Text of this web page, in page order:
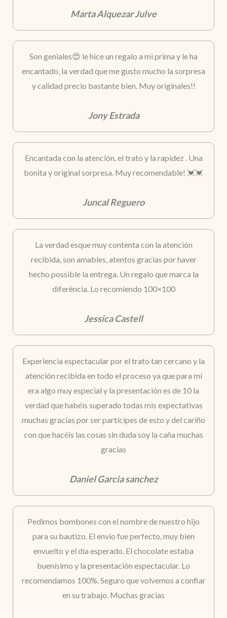
Marta Alquezar Julve
Son geniales😍 le hice un regalo a mi prima y le ha
encantado, la verdad que me gusto mucho la sorpresa
y calidad precio bastante bien. Muy originales!!
Jony Estrada
Encantada con la atención, el trato y la rapidez . Una
bonita y original sorpresa. Muy recomendable! 💓💓
Juncal Reguero
La verdad esque muy contenta con la atención
recibida, son amables, atentos gracias por haver
hecho possible la entrega. Un regalo que marca la
diferència. Lo recomiendo 100×100
Jessica Castell
Experiencia espectacular por el trato tan cercano y la
atención recibida en todo el proceso ya que para mí
era algo muy especial y la presentación es de 10 la
verdad que habéis superado todas mis expectativas
muchas gracias por ser partícipes de esto y del cariño
con que hacéis las cosas sin duda soy la caña muchas
gracias
Daniel Garcia sanchez
Pedimos bombones con el nombre de nuestro hijo
para su bautizo. El envío fue perfecto, muy bien
envuelto y el día esperado. El chocolate estaba
buenísimo y la presentación espectacular. Lo
recomendamos 100%. Seguro que volvemos a confiar
en su trabajo. Muchas gracias